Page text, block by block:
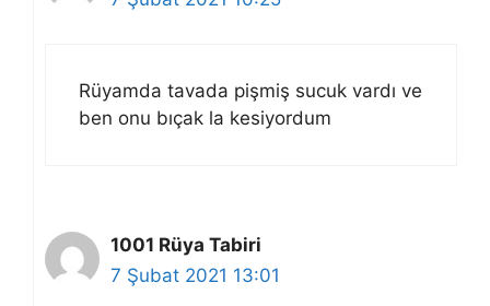
Rüyamda tavada pişmiş sucuk vardı ve
ben onu bıçak la kesiyordum
1001 Rüya Tabiri
7 Şubat 2021 13:01